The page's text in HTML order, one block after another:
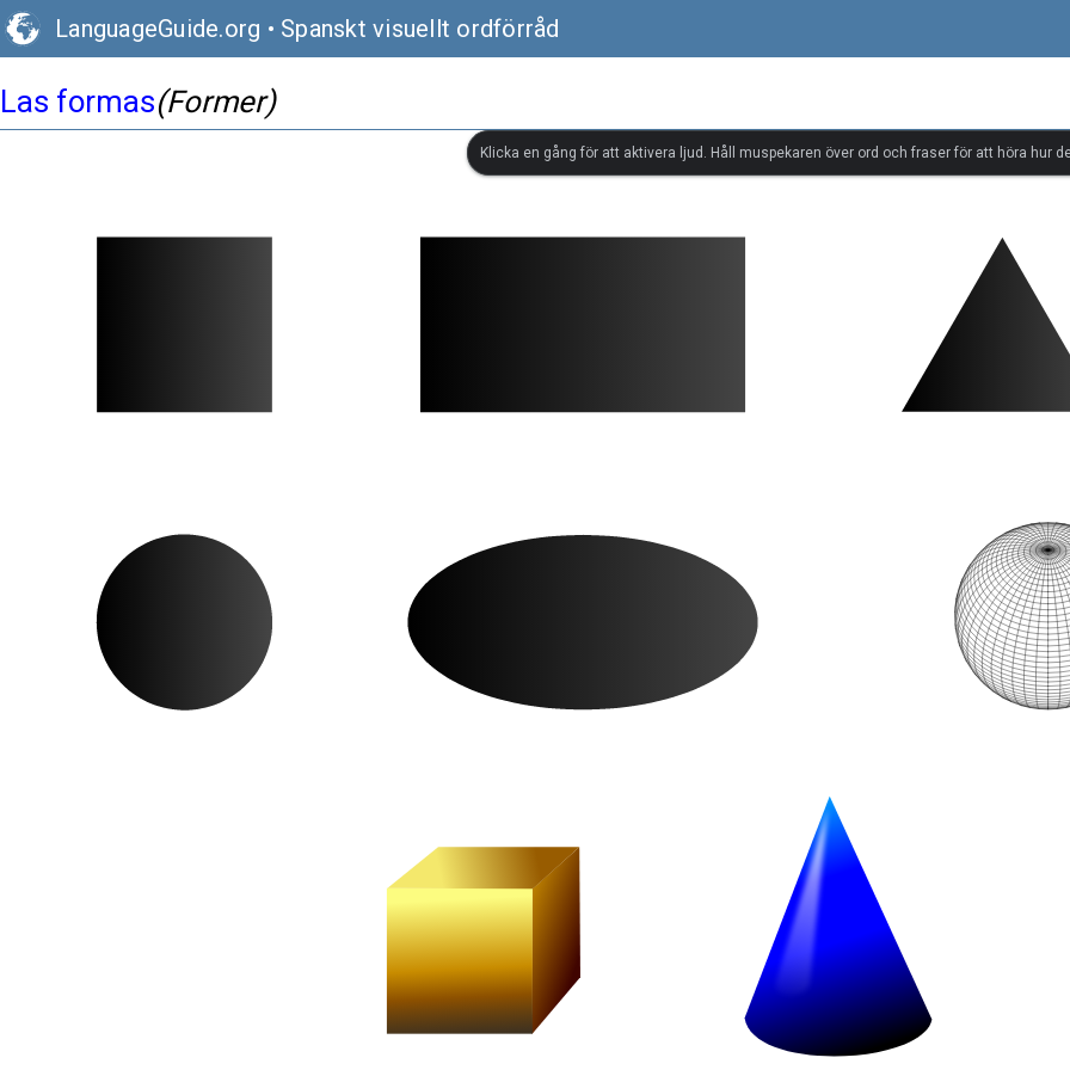
LanguageGuide.org • Spanskt visuellt ordförråd
Las formas(Former)
Klicka en gång för att aktivera ljud. Håll muspekaren över ord och fraser för att höra hur